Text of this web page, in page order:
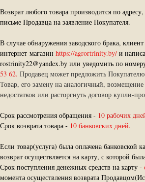
Возврат любого товара производится по
письме Продавца на заявление Покупателя.
В случае обнаружения заводского брака,
интернет-магазин https://agrortrinity.by/ и
rostrinity22@yandex.by или уведомить по
53 62. Продавец может предложить
Товар, его замену на аналогичный, возмещение
недостатков или расторгнуть договор купли-
Срок рассмотрения обращения - 10 рабочих
Срок возврата товара - 10 банковских дней.
Если товар(услуга) была оплачена банковской
возврат осуществляется на карту, с которой
Срок поступления денежных средств на карту -
момента осуществления возврата